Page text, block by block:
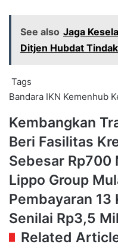
See also Jaga
Ditjen Hubdat
Tags
Bandara IKN Kemenhub
Kembangkan
Transportasi
Laut,
BRI
Beri
Fasilitas
Kredit
untuk
PELNI
Sebesar
Rp700
Kembangkan
Beri Fasilitas
Sebesar Rp700
Lippo
Group
Mulai
Lakukan
Pembayaran
Lippo Group
Pembayaran
Senilai Rp3,5
Related